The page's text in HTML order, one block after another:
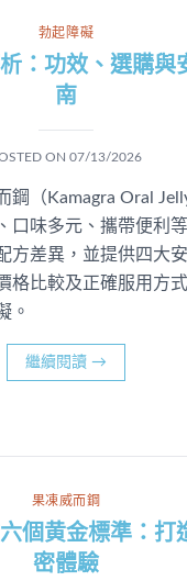
勃起障礙
：功效、選購與
南
ON 07/13/2026
鋼（Kamagra Oral
口味多元、攜帶便利
方差異，並提供四大
格比較及正確服用方
。
繼續閱讀 →
果凍威而鋼
個黄金標準：打
密體驗